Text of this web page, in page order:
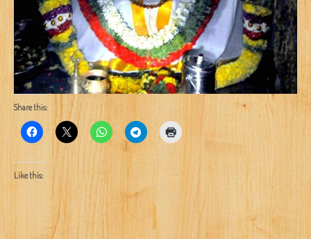
Share this:
Like this: